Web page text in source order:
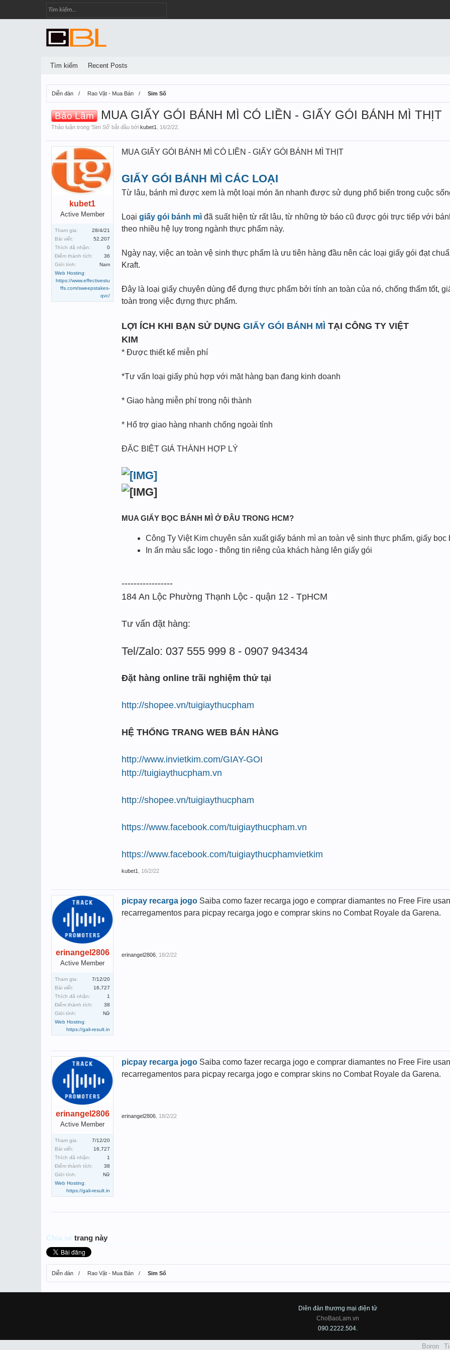
Diễn đàn Rao Vặt - Mua Bán Sim Số
Bảo Lâm MUA GIẤY GÓI BÁNH MÌ CÓ LIỀN - GIẤY GÓI BÁNH MÌ THỊT
Thảo luận trong 'Sim Số' bắt đầu bởi kubet1 16/2/22
kubet1
Active Member
Tham gia:
28/4/21
Bài viết:
52,207
Thích đã nhận:
0
Điểm thành tích:
36
Giới tính:
Nam
Web Hosting:
https://www.effectivestu
ffs.com/sweepstakes-
qvc/
MUA GIẤY GÓI BÁNH MÌ CÓ LIỀN - GIẤY GÓI BÁNH MÌ THỊT
GIẤY GÓI BÁNH MÌ CÁC LOẠI
Từ lâu, bánh mì được xem là một loại món ăn nhanh được sử dụng phổ biến trong cuộc
Loại giấy gói bánh mì đã suất hiện từ rất lâu, từ những tờ báo cũ được gói trực tiếp với
theo nhiều hệ lụy trong ngành thực phẩm này.
Ngày nay, việc an toàn vệ sinh thực phẩm là ưu tiên hàng đầu nên các loại giấy gói đạt
Kraft.
Đây là loại giấy chuyên dùng để đựng thực phẩm bởi tính an toàn của nó, chống thấm tốt,
toàn trong việc đựng thực phẩm.
LỢI ÍCH KHI BẠN SỬ DỤNG GIẤY GÓI BÁNH MÌ TẠI CÔNG TY VIỆT
KIM
* Được thiết kế miễn phí
*Tư vấn loại giấy phù hợp với mặt hàng bạn đang kinh doanh
* Giao hàng miễn phí trong nội thành
* Hổ trợ giao hàng nhanh chống ngoài tỉnh
ĐẶC BIỆT GIÁ THÀNH HỢP LÝ
MUA GIẤY BỌC BÁNH MÌ Ở ĐÂU TRONG HCM?
Công Ty Việt Kim chuyên sản xuất giấy bánh mì an toàn vệ sinh thực phẩm, giấy
In ấn màu sắc logo - thông tin riêng của khách hàng lên giấy gói
-----------------
184 An Lộc Phường Thạnh Lộc - quận 12 - TpHCM
Tư vấn đặt hàng:
Tel/Zalo: 037 555 999 8 - 0907 943434
Đặt hàng online trãi nghiệm thử tại
http://shopee.vn/tuigiaythucpham
HỆ THỐNG TRANG WEB BÁN HÀNG
http://www.invietkim.com/GIAY-GOI
http://tuigiaythucpham.vn
http://shopee.vn/tuigiaythucpham
https://www.facebook.com/tuigiaythucpham.vn
https://www.facebook.com/tuigiaythucphamvietkim
kubet1 16/2/22
erinangel2806
Active Member
Tham gia:
7/12/20
Bài viết:
16,727
Thích đã nhận:
1
Điểm thành tích:
38
Giới tính:
Nữ
Web Hosting:
https://gali-result.in
picpay recarga jogo Saiba como fazer recarga jogo e comprar diamantes no Free Fire
recarregamentos para picpay recarga jogo e comprar skins no Combat Royale da Garena.
erinangel2806 18/2/22
erinangel2806
Active Member
Tham gia:
7/12/20
Bài viết:
16,727
Thích đã nhận:
1
Điểm thành tích:
38
Giới tính:
Nữ
Web Hosting:
https://gali-result.in
picpay recarga jogo Saiba como fazer recarga jogo e comprar diamantes no Free Fire
recarregamentos para picpay recarga jogo e comprar skins no Combat Royale da Garena.
erinangel2806 18/2/22
Chia sẻ trang này
Diễn đàn Rao Vặt - Mua Bán Sim Số
Tìm kiếm Recent Posts
Diên đàn thương mại điện tử
ChoBaoLam.vn
090.2222.504.
Boron